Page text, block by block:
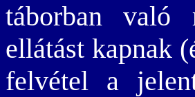
táborban való
ellátást kapnak
felvétel a